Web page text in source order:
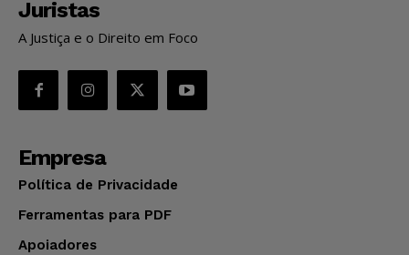
Juristas
A Justiça e o Direito em Foco
Empresa
Política de Privacidade
Ferramentas para PDF
Apoiadores